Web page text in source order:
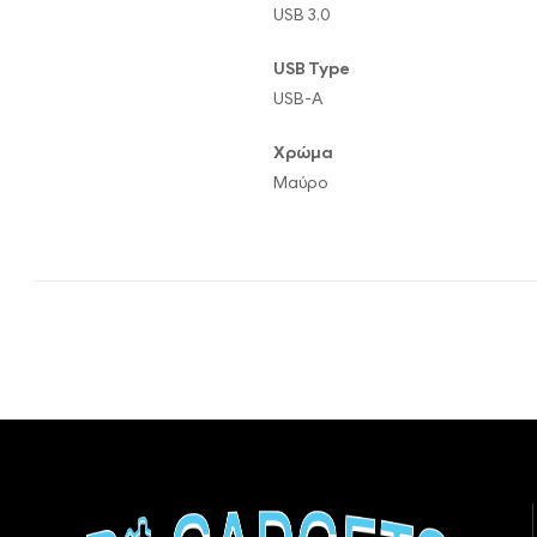
USB 3.0
USB Type
USB-A
Χρώμα
Μαύρο